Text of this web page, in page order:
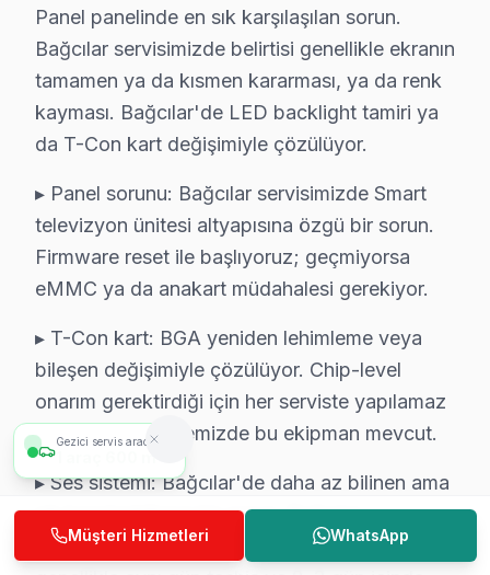
Uzman Hitachi Teknisyen Ekibimiz
Bağcılar Hitachi Hizmet'in başarısı, Bağcılar
• Bağcılar'de Hitachi Yetkili Hizmet Sertifikasyonu
Bağcılar teknisyenlerimiz Hitachi tarafından resmi
• Bağcılar'de BGA ve SMD Lehimleme Uzmanlığı
Anakart üzerindeki mikro arızaları tahmin değil,
• Yazılım ve Firmware Yükseltmesi
Tizen, WebOS, Android TV, VIDAA — tüm akıllı TV
• Bağcılar'de Sürekli Eğitim Programları
Her yıl marka sertifikasyon programlarına katılarak
» İşin kalitesinden ödün vermiyoruz. Bağcılar'de her
Bağcılar'de televizyon servis ihtiyacınız için,
Bağcılar Hitachi servis Merkezi
Bağcılar'de Hitachi servis talebiniz için bizi
Panel panelinde en sık karşılaşılan sorun.
Bağcılar servisimizde belirtisi genellikle ekranın
tamamen ya da kısmen kararması, ya da renk
kayması. Bağcılar'de LED backlight tamiri ya
da T-Con kart değişimiyle çözülüyor.
▸ Panel sorunu: Bağcılar servisimizde Smart
televizyon ünitesi altyapısına özgü bir sorun.
Firmware reset ile başlıyoruz; geçmiyorsa
eMMC ya da anakart müdahalesi gerekiyor.
▸ T-Con kart: BGA yeniden lehimleme veya
bileşen değişimiyle çözülüyor. Chip-level
onarım gerektirdiği için her serviste yapılamaz
— Bağcılar atölyemizde bu ekipman mevcut.
▸ Ses sistemi: Bağcılar'de daha az bilinen ama
sık karşılaştığımız bir sorun. Bağcılar
bölgesinden gelen bu tür başvurularda
Gezici servis aracımız
Müşteri Hizmetleri WhatsApp